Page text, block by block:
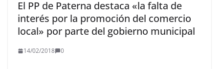
El PP de Paterna destaca «la falta de
interés por la promoción del comercio
local» por parte del gobierno municipal
14/02/2018 0